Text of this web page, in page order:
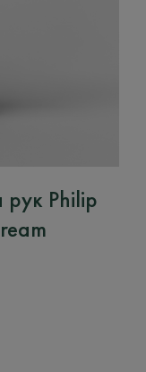
Philip